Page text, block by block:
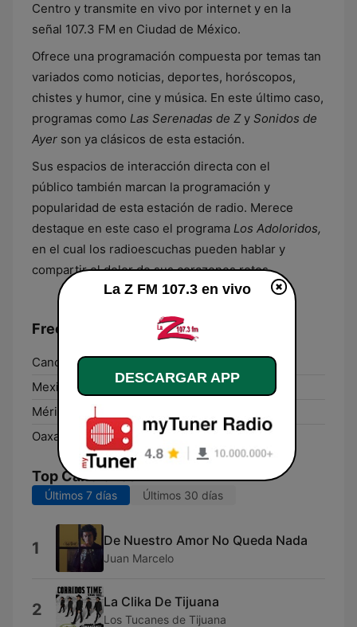
Centro y transmite en vivo por internet y en la
señal 107.3 FM en Ciudad de México.
Ofrece una programación compuesta por temas tan
variados como noticias, deportes, horóscopos,
chistes y humor, cine y música. En este último caso,
programas como Las Serenadas de Zy Sonidos de
Ayer son ya clásicos de esta estación.
Sus espacios de interacción directa con el
público también marcan la programación y
popularidad de esta estación de radio. Merece
destaque en este caso el programa Los Adoloridos,
en el cual los radioescuchas pueden hablar y
compartir el dolor de sus corazones rotos.
Frecuencias La Z FM 107.3:
Cancún: 91.5 FM
Mexico City:
107.3 FM
Mérida:
101.5 FM
Oaxaca:
97.7 FM
Top Canciones
Últimos 7 días Últimos 30 días
1 De Nuestro Amor No Queda Nada
Juan Marcelo
2 La Clika De Tijuana
Los Tucanes de Tijuana
La Z FM 107.3 en vivo
DESCARGAR APP